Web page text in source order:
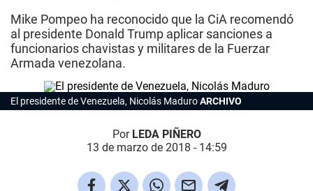
Mike Pompeo ha reconocido que la CiA recomendó
al presidente Donald Trump aplicar sanciones a
funcionarios chavistas y militares de la Fuerzar
Armada venezolana.
El presidente de Venezuela, Nicolás MaduroARCHIVO
Por LEDA PIÑERO
13 de marzo de 2018 - 14:59